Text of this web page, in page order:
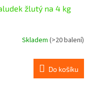
žlutý na 4 kg
Skladem (>20 balení)
Do košíku